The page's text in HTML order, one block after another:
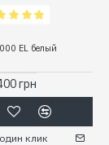
EL белый
грн
клик